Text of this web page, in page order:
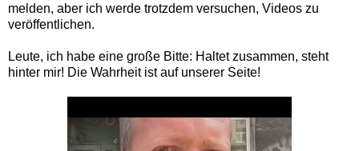
melden, aber ich werde trotzdem versuchen, Videos zu
veröffentlichen.
Leute, ich habe eine große Bitte: Haltet zusammen, steht
hinter mir! Die Wahrheit ist auf unserer Seite!